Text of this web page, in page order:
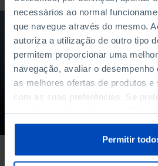
necessários ao normal
que navegue através do mesmo.
autoriza a utilização de outro tipo
permitem proporcionar uma
navegação, avaliar o
as melhores ofertas de produtos
com as suas preferências. Se
tipos de cookies, clique em
sobre cookies através da gestão
Política de Cookies.
Permitir